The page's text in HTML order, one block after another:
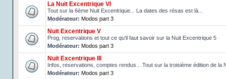
La Nuit Excentrique VI
Tout sur la 6ème Nuit Excentrique... La dates des résas est là...
Modérateur: Modos part 3
Nuit Excentrique V
Prog, reservations et tout ce qu'il faut savoir sur la Nuit Excentrique 5
Modérateur: Modos part 3
Nuit Excentrique III
Infos, reservations, comptes rendus... Tout sur la troisième édition de la
Modérateur: Modos part 3